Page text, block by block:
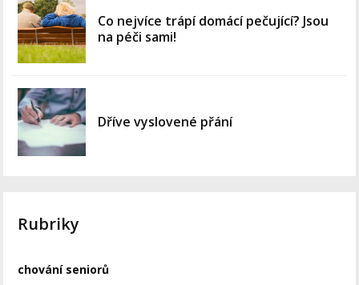
Co nejvíce trápí domácí pečující? Jsou
na péči sami!
Dříve vyslovené přání
Rubriky
chování seniorů